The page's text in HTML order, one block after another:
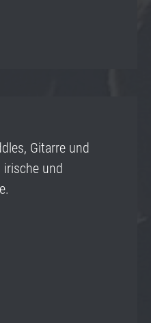
Gitarre und
irische und